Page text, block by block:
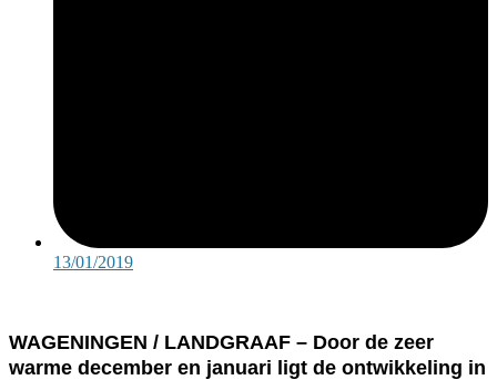
13/01/2019
WAGENINGEN / LANDGRAAF – Door de zeer
warme december en januari ligt de ontwikkeling in